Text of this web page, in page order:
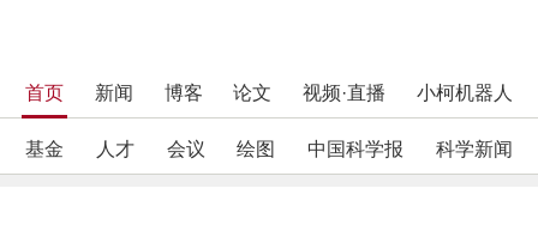
首页 新闻 博客 论文 视频·直播 小柯机器人
基金 人才 会议 绘图 中国科学报 科学新闻